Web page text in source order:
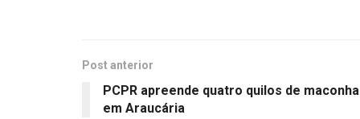
Post anterior
PCPR apreende quatro quilos de maconha
em Araucária